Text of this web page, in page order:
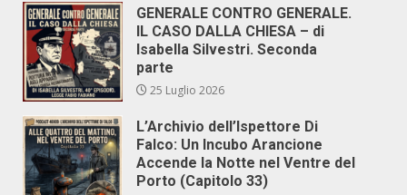
GENERALE CONTRO GENERALE.
IL CASO DALLA CHIESA – di
Isabella Silvestri. Seconda
parte
25 Luglio 2026
L’Archivio dell’Ispettore Di
Falco: Un Incubo Arancione
Accende la Notte nel Ventre del
Porto (Capitolo 33)